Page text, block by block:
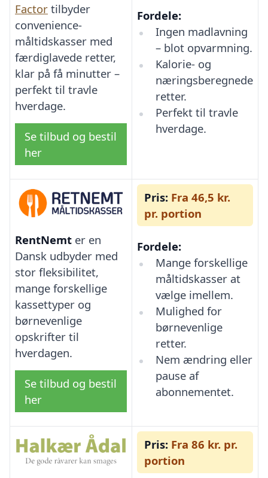
Factor tilbyder
convenience-
måltidskasser med
færdiglavede retter,
klar på få minutter –
perfekt til travle
hverdage.
Se tilbud og bestil
her
Fordele:
Ingen madlavning
– blot opvarmning.
Kalorie- og
næringsberegnede
retter.
Perfekt til travle
hverdage.
RentNemt er en
Dansk udbyder med
stor fleksibilitet,
mange forskellige
kassettyper og
børnevenlige
opskrifter til
hverdagen.
Se tilbud og bestil
her
Pris: Fra 46,5 kr.
pr. portion
Fordele:
Mange forskellige
måltidskasser at
vælge imellem.
Mulighed for
børnevenlige
retter.
Nem ændring eller
pause af
abonnementet.
Pris: Fra 86 kr. pr.
portion